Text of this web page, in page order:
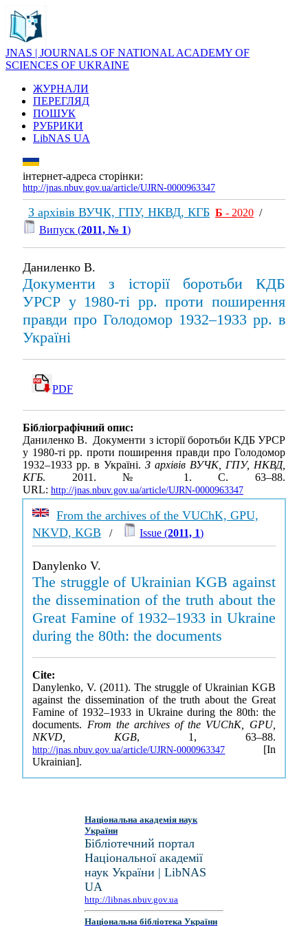
JNAS | JOURNALS OF NATIONAL ACADEMY OF
SCIENCES OF UKRAINE
ЖУРНАЛИ
ПЕРЕГЛЯД
ПОШУК
РУБРИКИ
LibNAS UA
інтернет-адреса сторінки:
http://jnas.nbuv.gov.ua/article/UJRN-0000963347
З архівів ВУЧК, ГПУ, НКВД, КГБ Б - 2020 /
Випуск (2011, № 1)
Даниленко В.
Документи з історії боротьби КДБ
УРСР у 1980-ті рр. проти поширення
правди про Голодомор 1932–1933 рр. в
Україні
PDF
Бібліографічний опис:
Даниленко В. Документи з історії боротьби КДБ УРСР
у 1980-ті рр. проти поширення правди про Голодомор
1932–1933 рр. в Україні. З архівів ВУЧК, ГПУ, НКВД,
КГБ. 2011. № 1. С. 63–88.
URL: http://jnas.nbuv.gov.ua/article/UJRN-0000963347
From the archives of the VUChK, GPU,
NKVD, KGB / Issue (2011, 1)
Danylenko V.
The struggle of Ukrainian KGB against
the dissemination of the truth about the
Great Famine of 1932–1933 in Ukraine
during the 80th: the documents
Cite:
Danylenko, V. (2011). The struggle of Ukrainian KGB
against the dissemination of the truth about the Great
Famine of 1932–1933 in Ukraine during the 80th: the
documents. From the archives of the VUChK, GPU,
NKVD, KGB, 1, 63–88.
http://jnas.nbuv.gov.ua/article/UJRN-0000963347 [In
Ukrainian].
Національна академія наук
України
Бібліотечний портал
Національної академії
наук України | LibNAS
UA
http://libnas.nbuv.gov.ua
Національна бібліотека України